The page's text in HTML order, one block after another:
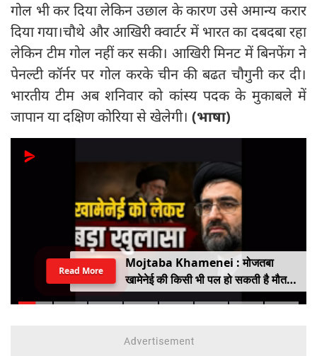
गोल भी कर दिया लेकिन उछाल के कारण उसे अमान्य करार
दिया गया।चौथे और आखिरी क्वार्टर में भारत का दबदबा रहा
लेकिन टीम गोल नहीं कर सकी। आखिरी मिनट में बिनफेंग ने
पेनल्टी कॉर्नर पर गोल करके चीन की बढत चौगुनी कर दी।
भारतीय टीम अब शनिवार को कांस्य पदक के मुकाबले में
जापान या दक्षिण कोरिया से खेलेगी। (भाषा)
Mojtaba Khamenei : मोजतबा
खामेनेई की किसी भी पल हो सकती है मौत,
इजराइली मीडिया के दावे के बीच सामने आया
Read More